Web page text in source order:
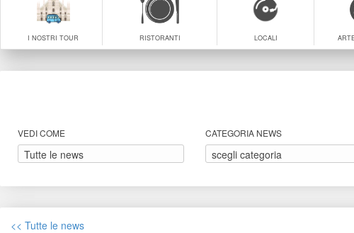
I NOSTRI TOUR RISTORANTI LOCALI
VEDI COME CATEGORIA NEWS
<< Tutte le new